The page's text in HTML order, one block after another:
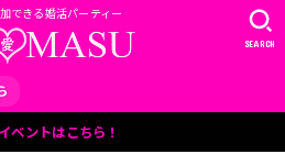
できる婚活パーティー
SEARCH
ベントはこちら！